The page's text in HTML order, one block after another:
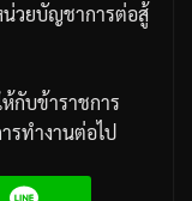
วยบัญชาการต่อสู้
กับข้าราชการ
รทำงานต่อไป